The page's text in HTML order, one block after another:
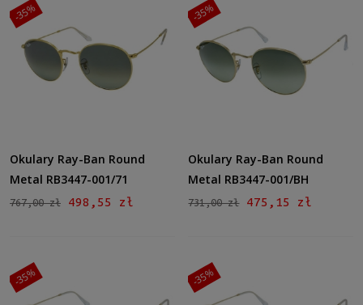
Rozmiar
(8)
Średnie
(44)
Gwarancja
24 miesiące (51)
Cena
Okulary Ray-Ban Round
Metal RB3447-001/71
767,00 zł 498,55 zł
-35%
Okulary Ray-Ban Round
Metal RB3447-001/BH
731,00 zł 475,15 zł
-35%
-35% -35%